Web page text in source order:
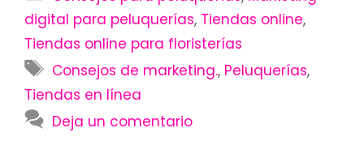
digital para peluquerías, Tiendas online,
Tiendas online para floristerías
Etiquetas
Consejos de marketing., Peluquerías,
Tiendas en línea
Deja un comentario